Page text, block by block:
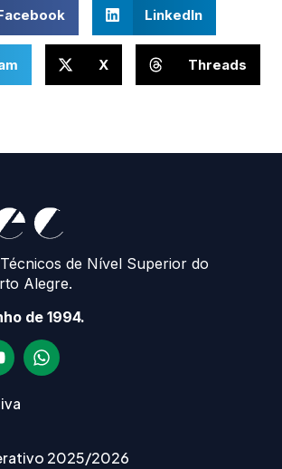
LinkedIn
X Threads
de Nível Superior do
Alegre.
de 1994.
2025/2026